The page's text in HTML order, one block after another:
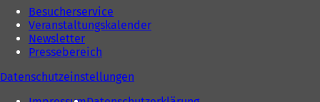
Besucherservice
Veranstaltungskalender
Newsletter
Pressebereich
Datenschutzeinstellungen